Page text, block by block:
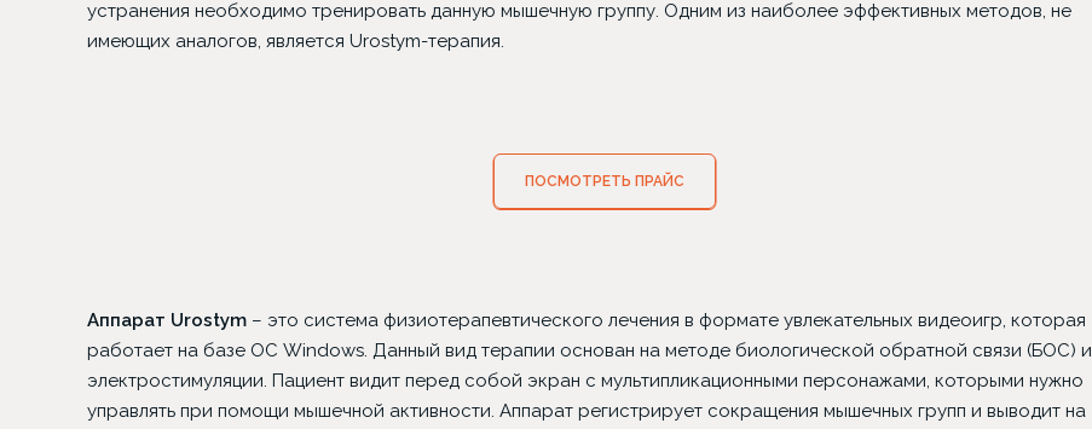
устранения необходимо тренировать данную мышечную группу. Одним из наиболее эффективных методов, не
имеющих аналогов, является Urostym-терапия.
ПОСМОТРЕТЬ ПРАЙС
Аппарат Urostym – это система физиотерапевтического лечения в формате увлекательных видеоигр, которая
работает на базе ОС Windows. Данный вид терапии основан на методе биологической обратной связи (БОС) и
электростимуляции. Пациент видит перед собой экран с мультипликационными персонажами, которыми нужно
управлять при помощи мышечной активности. Аппарат регистрирует сокращения мышечных групп и выводит на